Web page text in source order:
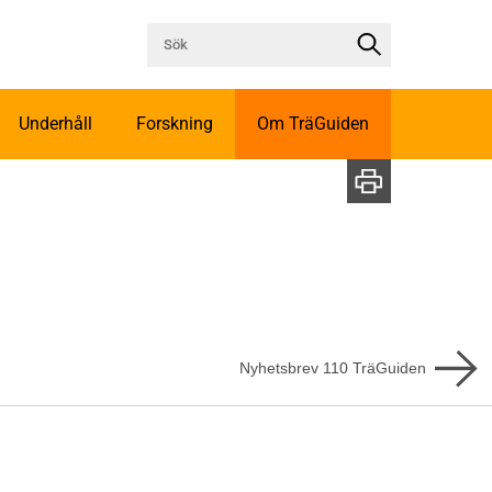
Underhåll Forskning Om TräGuiden
Nyhetsbrev 110 TräGuiden